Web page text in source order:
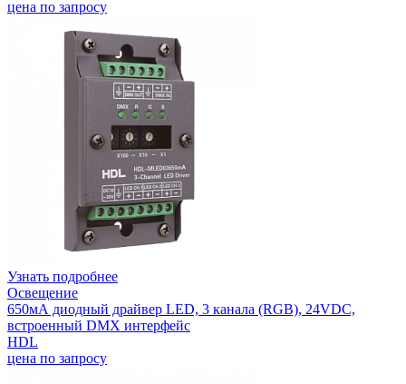
цена по запросу
Узнать подробнее
Освещение
650мА диодный драйвер LED, 3 канала (RGB), 24VDC,
встроенный DMX интерфейс
HDL
цена по запросу